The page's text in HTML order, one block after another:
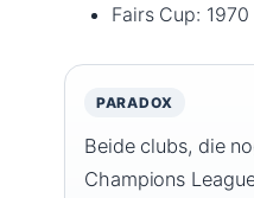
Fairs Cup: 1970
PARADOX
Beide clubs, die
Champions